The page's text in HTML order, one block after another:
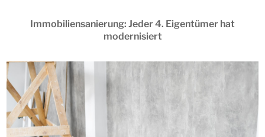
Immobiliensanierung: Jeder 4. Eigentümer hat
modernisiert